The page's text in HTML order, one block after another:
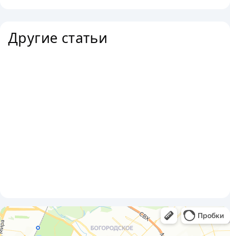
Другие статьи